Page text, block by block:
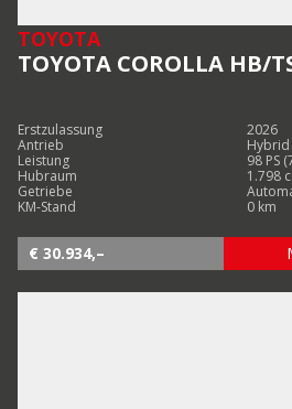
TOYOTA
TOYOTA COROLLA HB/
Erstzulassung
2026
Antrieb
Hybrid
Leistung
98 PS
Hubraum
1.798
Getriebe
KM-Stand
0 km
€ 30.934,–